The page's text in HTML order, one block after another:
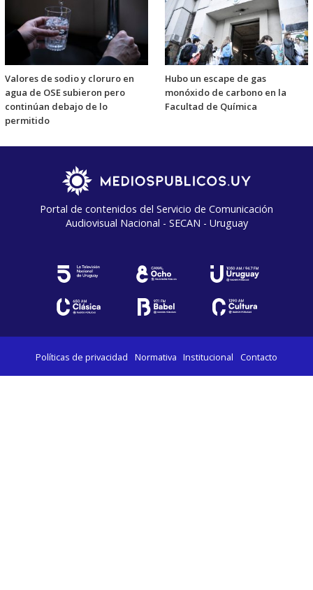
Valores de sodio y cloruro en
agua de OSE subieron pero
continúan debajo de lo
permitido
Hubo un escape de gas
monóxido de carbono en la
Facultad de Química
Portal de contenidos del Servicio de Comunicación
Audiovisual Nacional - SECAN - Uruguay
Políticas de privacidad Normativa Institucional Contacto